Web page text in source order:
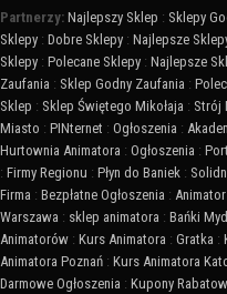
Partnerzy: Najlepszy Sklep : Sklepy
Sklepy : Dobre Sklepy : Najlepsze
Sklepy : Polecane Sklepy : Najlepsze
Zaufania : Sklep Godny Zaufania :
Sklep : Sklep Świętego Mikołaja : Strój
Miasto : PINternet : Ogłoszenia :
Hurtownia Animatora : Ogłoszenia :
: Firmy Regionu : Płyn do Baniek :
Firma : Bezpłatne Ogłoszenia :
Warszawa : sklep animatora : Bańki
Animatorów : Kurs Animatora : Gratka :
Animatora Poznań : Kurs Animatora
Darmowe Ogłoszenia : Kupony